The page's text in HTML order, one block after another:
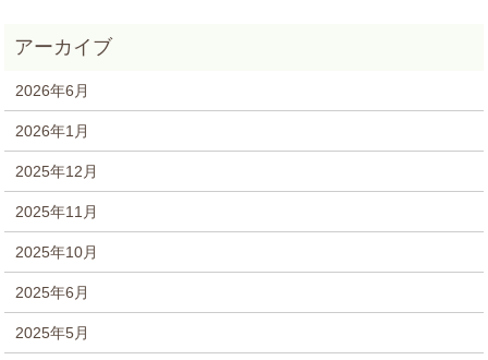
2026年6月
2026年1月
2025年12月
2025年11月
2025年10月
2025年6月
2025年5月